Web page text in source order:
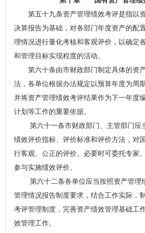
第五十九条资产管理绩效考评是指以
决算报告为基础，对各部门年度资产的配
理情况进行量化考核和客观评价，以确定
和管理目标实现程度的活动。
第六十条由市财政部门制定具体的资
法，各单位根据办法规定以预算年度为周
并将资产管理绩效考评结果作为下一年度
计划等工作的重要依据。
第六十一条市财政部门、主管部门应
绩效评价指标、评价标准和评价方法，对
行客观、公正的评价。必要时可委托专家
参与实施绩效评价。
第六十二条各单位应当按照资产管理
管理情况报告制度要求，结合工作实际，
考评管理制度，完善资产绩效管理基础工
效管理工作。